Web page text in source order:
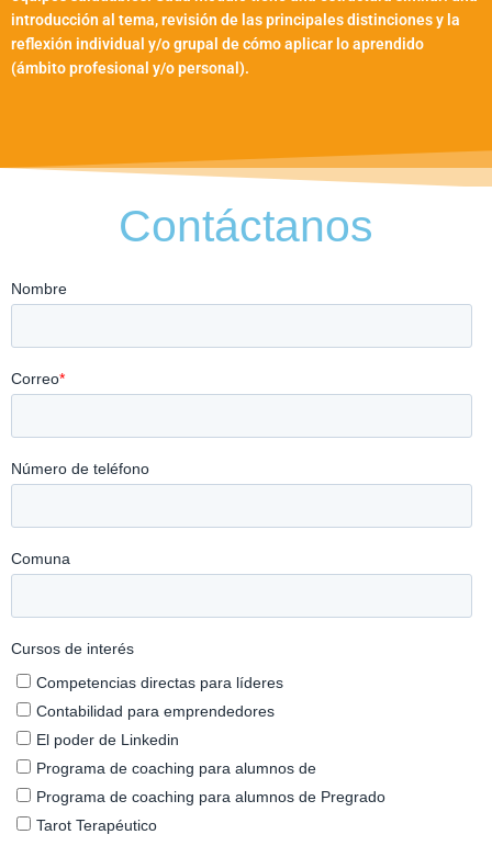
introducción al tema, revisión de las principales distinciones y la
reflexión individual y/o grupal de cómo aplicar lo aprendido
(ámbito profesional y/o personal).
Contáctanos